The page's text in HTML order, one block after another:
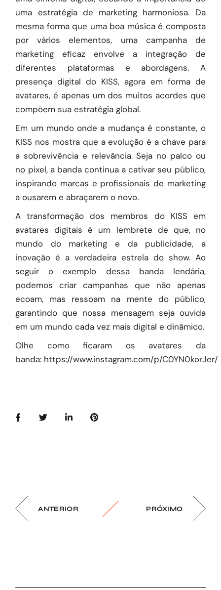
uma estratégia de marketing harmoniosa. Da
mesma forma que uma boa música é composta
por vários elementos, uma campanha de
marketing eficaz envolve a integração de
diferentes plataformas e abordagens. A
presença digital do KISS, agora em forma de
avatares, é apenas um dos muitos acordes que
compõem sua estratégia global.
Em um mundo onde a mudança é constante, o
KISS nos mostra que a evolução é a chave para
a sobrevivência e relevância. Seja no palco ou
no pixel, a banda continua a cativar seu público,
inspirando marcas e profissionais de marketing
a ousarem e abraçarem o novo.
A transformação dos membros do KISS em
avatares digitais é um lembrete de que, no
mundo do marketing e da publicidade, a
inovação é a verdadeira estrela do show. Ao
seguir o exemplo dessa banda lendária,
podemos criar campanhas que não apenas
ecoam, mas ressoam na mente do público,
garantindo que nossa mensagem seja ouvida
em um mundo cada vez mais digital e dinâmico.
Olhe como ficaram os avatares da
banda: https://www.instagram.com/p/C0YN0korJer/
ANTERIOR PRÓXIMO